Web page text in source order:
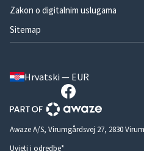
Zakon o digitalnim uslugama
Sitemap
Hrvatski — EUR
Awaze A/S, Virumgårdsvej 27, 2830
Uvjeti i odredbe*